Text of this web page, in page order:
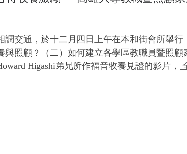
交通，於十二月四日上午在本和街會所舉
與照顧？（二）如何建立各學區教職員暨照顧
Higashi弟兄所作福音牧養見證的影片，